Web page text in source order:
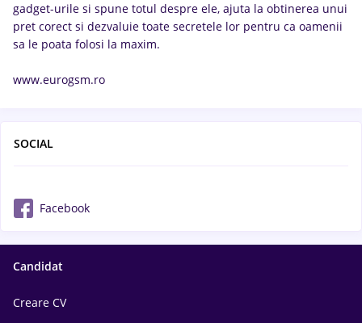
gadget-urile si spune totul despre ele, ajuta la obtinerea unui
pret corect si dezvaluie toate secretele lor pentru ca oamenii
sa le poata folosi la maxim.
www.eurogsm.ro
SOCIAL
Facebook
Candidat
Creare CV